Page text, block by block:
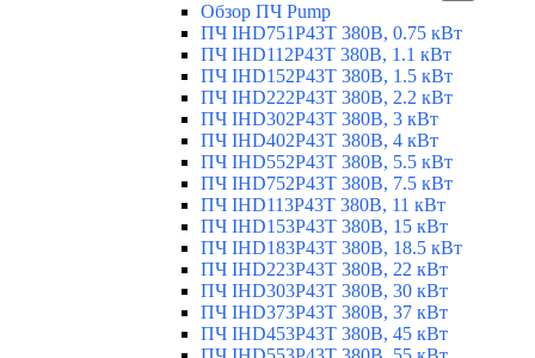
Обзор ПЧ Pump
ПЧ IHD751P43T 380В, 0.75 кВт
ПЧ IHD112P43T 380В, 1.1 кВт
ПЧ IHD152P43T 380В, 1.5 кВт
ПЧ IHD222P43T 380В, 2.2 кВт
ПЧ IHD302P43T 380В, 3 кВт
ПЧ IHD402P43T 380В, 4 кВт
ПЧ IHD552P43T 380В, 5.5 кВт
ПЧ IHD752P43T 380В, 7.5 кВт
ПЧ IHD113P43T 380В, 11 кВт
ПЧ IHD153P43T 380В, 15 кВт
ПЧ IHD183P43T 380В, 18.5 кВт
ПЧ IHD223P43T 380В, 22 кВт
ПЧ IHD303P43T 380В, 30 кВт
ПЧ IHD373P43T 380В, 37 кВт
ПЧ IHD453P43T 380В, 45 кВт